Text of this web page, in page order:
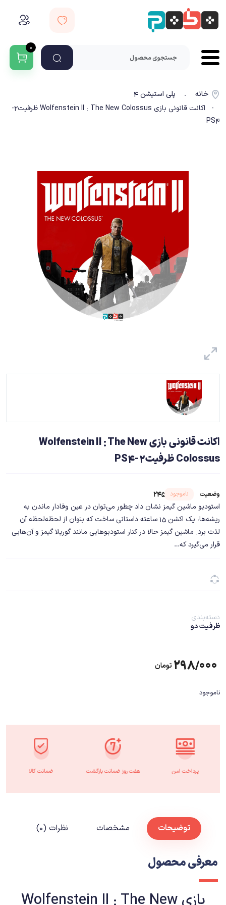
۰
خانه -
پلی استیشن ۴
- اکانت قانونی بازی Wolfenstein II : The New Colossus ظرفیت2-
PS4
اکانت قانونی بازی Wolfenstein II : The New
Colossus ظرفیت2-PS4
وضعیت ناموجود
شناسه محصول ۲۴۵۴۲
استودیو ماشین گیمز نشان داد چطور می‌توان در عین وفادار ماندن به
ریشه‌ها، یک اکشن ۱۵ ساعته داستانی ساخت که بتوان از لحظه‌لحظه آن
لذت برد. ماشین گیمز حالا در کنار استودیوهایی مانند گوریلا گیمز و آن‌هایی
قرار می‌گیرد که…
دسته‌بندی
ظرفیت دو
۲۹۸/۰۰۰ تومان
ناموجود
پرداخت امن هفت روز ضمانت بازگشت ضمانت کالا
توضیحات مشخصات نظرات (۰)
معرفی محصول
بازی Wolfenstein II : The New